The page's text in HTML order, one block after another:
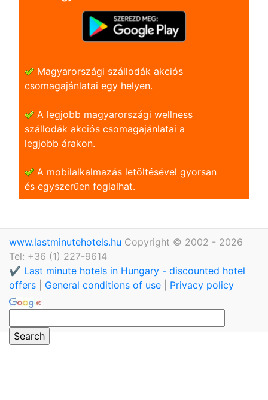
Magyarországi szállodák akciós
csomagajánlatai egy helyen.
A legjobb magyarországi wellness
szállodák akciós csomagajánlatai a
legjobb árakon.
A mobilalkalmazás letöltésével gyorsan
és egyszerũen foglalhat.
www.lastminutehotels.hu Copyright © 2002 - 2026
Tel: +36 (1) 227-9614
✔️ Last minute hotels in Hungary - discounted hotel
offers
General conditions of use Privacy policy